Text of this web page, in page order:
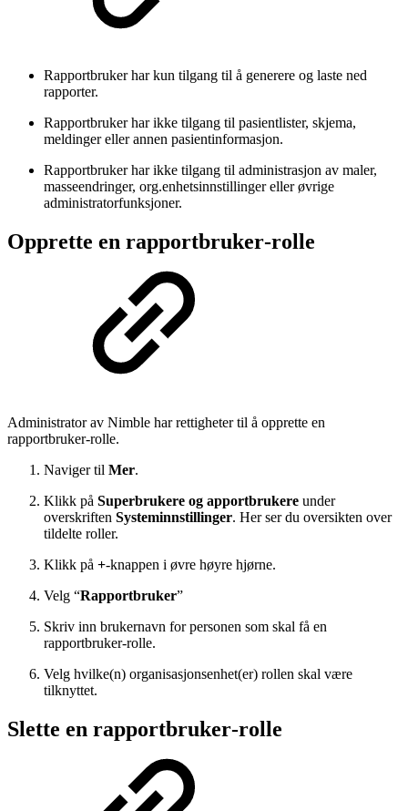
Rapportbruker har kun tilgang til å generere og laste ned
rapporter.
Rapportbruker har ikke tilgang til pasientlister, skjema,
meldinger eller annen pasientinformasjon.
Rapportbruker har ikke tilgang til administrasjon av maler,
masseendringer, org.enhetsinnstillinger eller øvrige
administratorfunksjoner.
Opprette en rapportbruker‑rolle
Administrator av Nimble har rettigheter til å opprette en
rapportbruker‑rolle.
Naviger til Mer.
Klikk på Superbrukere og apportbrukere under
overskriften Systeminnstillinger. Her ser du oversikten over
tildelte roller.
Klikk på +-knappen i øvre høyre hjørne.
Velg “Rapportbruker”
Skriv inn brukernavn for personen som skal få en
rapportbruker‑rolle.
Velg hvilke(n) organisasjonsenhet(er) rollen skal være
tilknyttet.
Slette en rapportbruker‑rolle